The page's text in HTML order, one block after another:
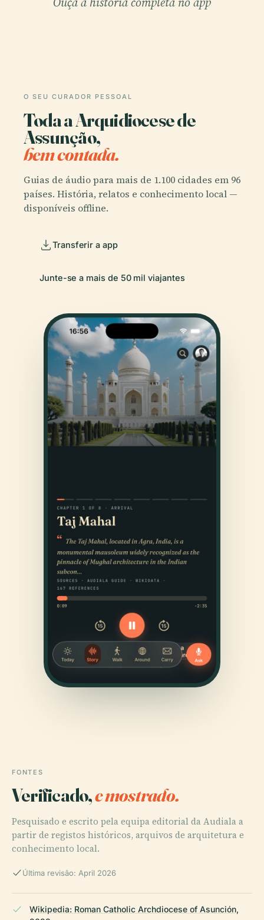
O SEU CURADOR PESSOAL
Toda a Arquidiocese de
Assunção,
bem contada.
Guias de áudio para mais de 1.100 cidades em 96
países. História, relatos e conhecimento local —
disponíveis offline.
Transferir a app
Junte-se a mais de 50 mil viajantes
FONTES
Verificado,e mostrado.
Pesquisado e escrito pela equipa editorial da Audiala a
partir de registos históricos, arquivos de arquitetura e
conhecimento local.
Última revisão: April 2026
Wikipedia: Roman Catholic Archdiocese of Asunción,